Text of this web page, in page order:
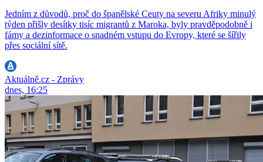
Jedním z důvodů, proč do španělské Ceuty na severu Afriky minulý
týden přišly desítky tisíc migrantů z Maroka, byly pravděpodobně i
fámy a dezinformace o snadném vstupu do Evropy, které se šířily
přes sociální sítě.
Aktuálně.cz - Zprávy
dnes, 16:25